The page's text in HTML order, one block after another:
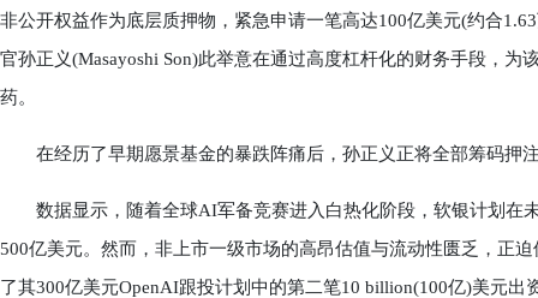
非公开权益作为底层质押物，紧急申请一笔高达100亿美元(约合
官孙正义(Masayoshi Son)此举意在通过高度杠杆化的财务手段，
药。
在经历了早期愿景基金的暴跌阵痛后，孙正义正将全部筹码押
数据显示，随着全球AI军备竞赛进入白热化阶段，软银计划在
500亿美元。然而，非上市一级市场的高昂估值与流动性匮乏，正
了其300亿美元OpenAI跟投计划中的第二笔10 billion(100亿)美元